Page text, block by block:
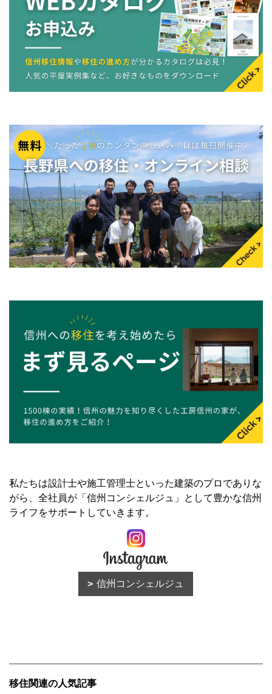
私たちは設計士や施工管理士といった建築のプロでありな
がら、全社員が「信州コンシェルジュ」として豊かな信州
ライフをサポートしていきます。
信州コンシェルジュ
移住関連の人気記事